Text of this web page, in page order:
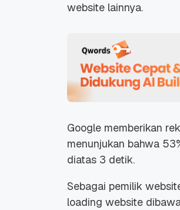
website lainnya.
Google memberikan
menunjukan bahwa
diatas 3 detik.
Sebagai pemilik
loading website